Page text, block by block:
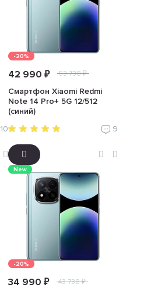
10
-20%
42 990 ₽ 53 738 ₽
Смартфон Xiaomi Redmi
Note 14 Pro+ 5G 12/512
(синий)
9
New
-20%
34 990 ₽ 43 738 ₽